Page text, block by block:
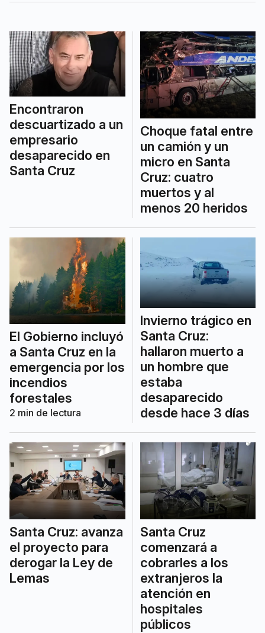
Encontraron
descuartizado a un
empresario
desaparecido en
Santa Cruz
Choque fatal entre
un camión y un
micro en Santa
Cruz: cuatro
muertos y al
menos 20 heridos
El Gobierno incluyó
a Santa Cruz en la
emergencia por los
incendios
forestales
2 min de lectura
Invierno trágico en
Santa Cruz:
hallaron muerto a
un hombre que
estaba
desaparecido
desde hace 3 días
Santa Cruz: avanza
el proyecto para
derogar la Ley de
Lemas
Santa Cruz
comenzará a
cobrarles a los
extranjeros la
atención en
hospitales
públicos